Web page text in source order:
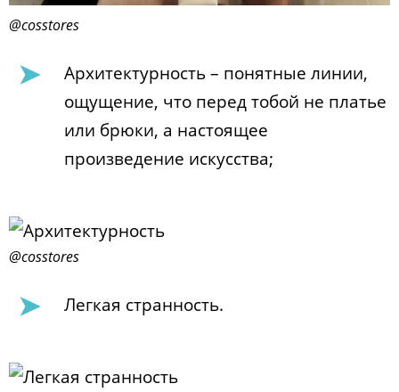
@cosstores
Архитектурность – понятные линии,
ощущение, что перед тобой не платье
или брюки, а настоящее
произведение искусства;
@cosstores
Легкая странность.